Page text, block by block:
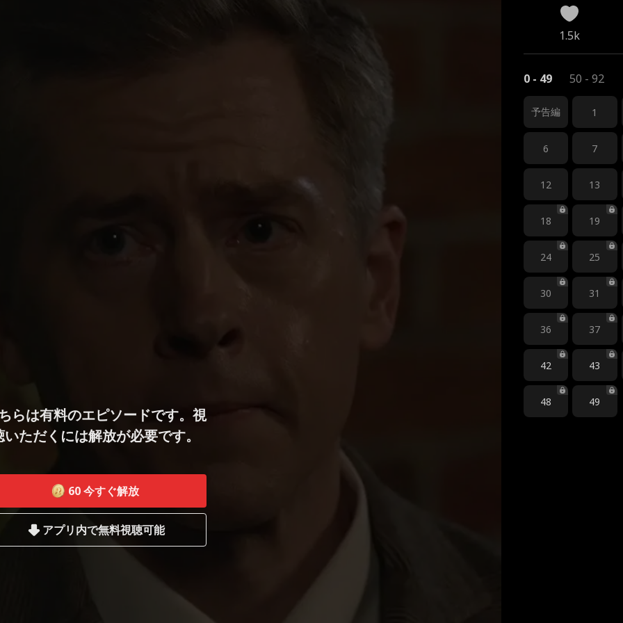
らは有料のエピソードです。視
いただくには解放が必要です。
60 今すぐ解放
アプリ内で無料視聴可能
1.5k
0 - 49 50 - 92
予告編 1
6 7
12 13
18 19
24 25
30 31
36 37
42 43
48 49